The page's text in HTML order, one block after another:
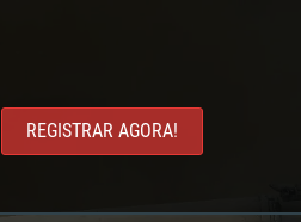
REGISTRAR AGORA!